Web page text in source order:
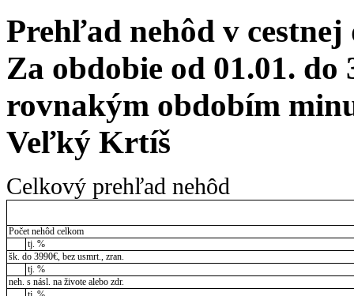
Prehľad nehôd v cestnej
Za obdobie od 01.01. do
rovnakým obdobím
Veľký Krtíš
Celkový prehľad nehôd
Počet nehôd celkom
tj. %
šk. do 3990€, bez usmrt., zran.
tj. %
neh. s násl. na živote alebo zdr.